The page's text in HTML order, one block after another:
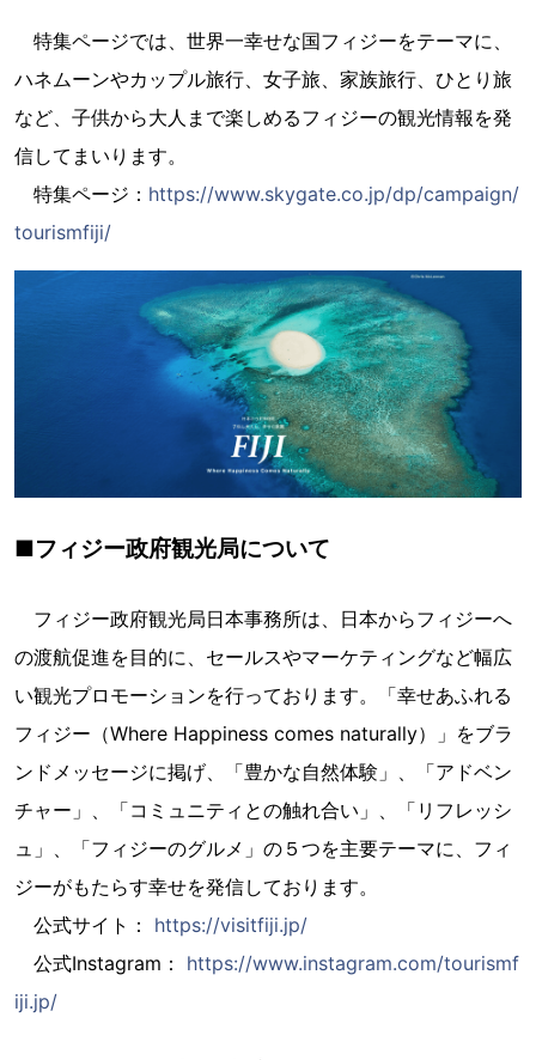
特集ページでは、世界一幸せな国フィジーをテーマに、
ハネムーンやカップル旅行、女子旅、家族旅行、ひとり旅
など、子供から大人まで楽しめるフィジーの観光情報を発
信してまいります。
特集ページ： https://www.skygate.co.jp/dp/campaign/
tourismfiji/
■フィジー政府観光局について
フィジー政府観光局日本事務所は、日本からフィジーへ
の渡航促進を目的に、セールスやマーケティングなど幅広
い観光プロモーションを行っております。「幸せあふれる
フィジー（Where Happiness comes naturally）」をブラ
ンドメッセージに掲げ、「豊かな自然体験」、「アドベン
チャー」、「コミュニティとの触れ合い」、「リフレッシ
ュ」、「フィジーのグルメ」の５つを主要テーマに、フィ
ジーがもたらす幸せを発信しております。
公式サイト： https://visitfiji.jp/
公式Instagram： https://www.instagram.com/tourismf
iji.jp/